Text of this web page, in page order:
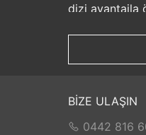
dizi avantajla
seçenekleri
Hızlı Kargo
İade ve
değilse,
Satış
BİZE ULAŞIN
0442 816